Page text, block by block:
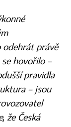
odehrát právě
hovořilo –
pravidla
– jsou
že Česká